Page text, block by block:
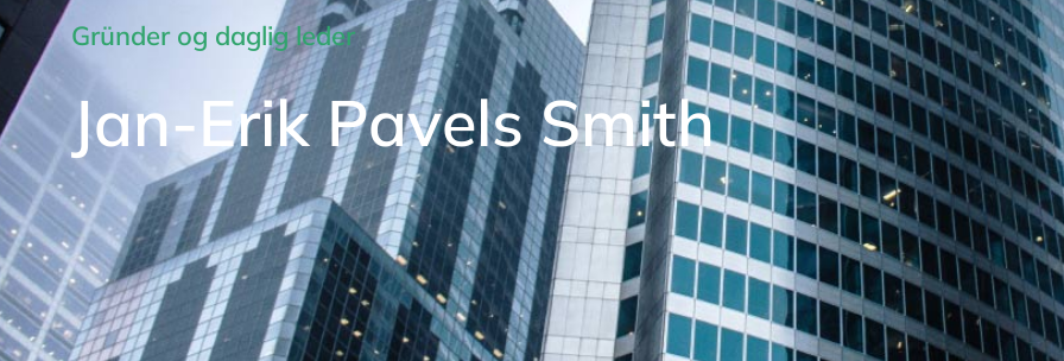
Gründer og daglig leder
Jan-Erik Pavels Smith